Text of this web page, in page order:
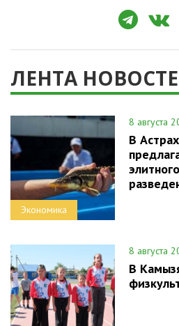
ЛЕНТА
Экономика
8 августа
В
8 августа
В